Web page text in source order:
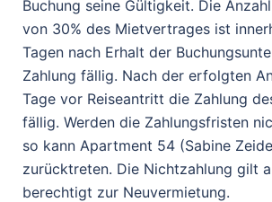
Buchung seine Gültigkeit. Die
von 30% des Mietvertrages ist
Tagen nach Erhalt der
Zahlung fällig. Nach der erfolgten
Tage vor Reiseantritt die Zahlung
fällig. Werden die Zahlungsfristen
so kann Apartment 54 (Sabine
zurücktreten. Die Nichtzahlung gilt
berechtigt zur Neuvermietung.